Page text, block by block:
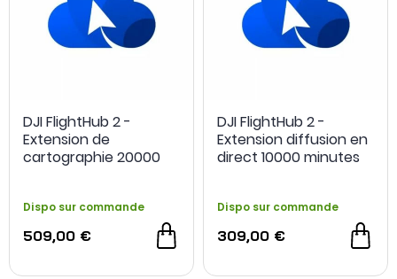
DJI FlightHub 2 -
Extension de
cartographie 20000
Dispo sur commande
509,00 €
DJI FlightHub 2 -
Extension diffusion en
direct 10000 minutes
Dispo sur commande
309,00 €